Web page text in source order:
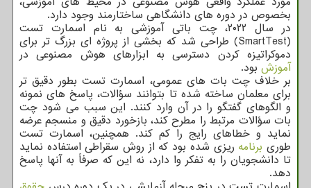
بخصوص در دوره های دانشگاهی ساختارمند وجود دارد.
در سال ۲۰۲۲، چت باتی آموزشی به نام اسمارت تست
(SmartTest) طراحی شد که بخشی از پروژه ای بزرگ تر برای
دموکراتیزه کردن دسترسی به ابزارهای هوش مصنوعی در
آموزش بود.
بر خلاف چت بات های عمومی، اسمارت تست بطور دقیق تر
برای معلمان ساخته شده تا بتوانند سؤالات، پاسخ های نمونه
و الگوهای گفتگو را در آن وارد کنند. این سبب می شود چت
بات سؤالات مرتبط را مطرح کند، بازخورد دقیق و منسجم عرضه
نماید و خطاهای رایج را کم کند. همچنین، اسمارت تست
طوری برنامه ریزی شده بود که از روش سقراطی استفاده نماید
تا دانشجویان را به تفکر وا دارد، نه این که صرفاً به آنها پاسخ
دهد.